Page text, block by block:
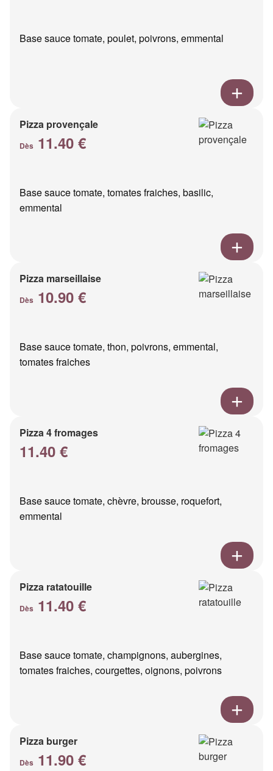
Base sauce tomate, poulet, poivrons, emmental
Pizza provençale
Dès 11.40 €
Base sauce tomate, tomates fraiches, basilic,
emmental
Pizza marseillaise
Dès 10.90 €
Base sauce tomate, thon, poivrons, emmental,
tomates fraiches
Pizza 4 fromages
11.40 €
Base sauce tomate, chèvre, brousse, roquefort,
emmental
Pizza ratatouille
Dès 11.40 €
Base sauce tomate, champignons, aubergines,
tomates fraiches, courgettes, oignons, poivrons
Pizza burger
Dès 11.90 €